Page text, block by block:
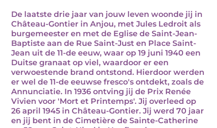
De laatste drie jaar van jouw leven woonde jij in
Château-Gontier in Anjou, met Jules Ledroit als
burgemeester en met de Eglise de Saint-Jean-
Baptiste aan de Rue Saint-Just en Place Saint-
Jean uit de 11-de eeuw, waar op 19 juni 1940 een
Duitse granaat op viel, waardoor er een
verwoestende brand ontstond. Hierdoor werden
er wel de 11-de eeuwse fresco's ontdekt, zoals de
Annunciatie. In 1936 ontving jij de Prix Renée
Vivien voor 'Mort et Printemps'. Jij overleed op
26 april 1945 in Château-Gontier. Jij werd 70 jaar
en jij bent in de Cimetière de Sainte-Catherine